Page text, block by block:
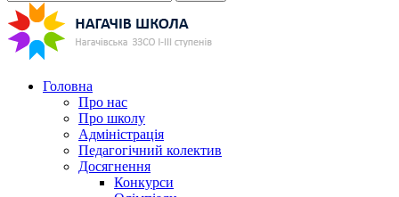
Головна
Про нас
Про школу
Адміністрація
Педагогічний колектив
Досягнення
Конкурси